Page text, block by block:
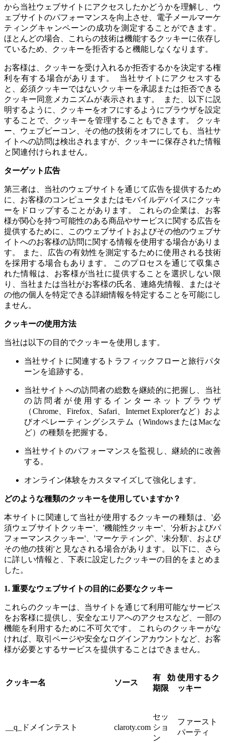
から当社ウェブサイトにアクセスしたかどうかを理解し、ウ
ェブサイトのパフォーマンスを向上させ、電子メールマーケ
ティングキャンペーンの成功を測定することができます。
ほとんどの場合、これらの技術は機能するクッキーに依存し
ているため、クッキーを拒否すると機能しなくなります。
お客様は、クッキーを受け入れるか拒否するかを決定する権
利を有する場合があります。 当社サイトにアクセスする
と、必須クッキーではないクッキーを承認または拒否できる
クッキー同意メカニズムが表示されます。 また、以下に説
明するように、クッキーをオフにするようにブラウザを設定
することで、クッキーを管理することもできます。 クッキ
ー、ウェブビーコン、その他の技術をオフにしても、当社サ
イトへの訪問は検出されますが、クッキーに保存された情報
と関連付けられません。
ターゲット広告
第三者は、当社のウェブサイトを通じて広告を提供するため
に、お客様のコンピュータまたはモバイルデバイスにクッキ
ーをドロップすることがあります。 これらの企業は、お客
様が関心を持つ可能性のある商品やサービスに関する広告を
提供するために、このウェブサイトおよびその他のウェブサ
イトへのお客様の訪問に関する情報を使用する場合がありま
す。 また、広告の有効性を測定するために使用される技術
を採用する場合もあります。 このプロセスを通じて収集さ
れた情報は、お客様が当社に提供することを選択しない限
り、当社または当社がお客様の氏名、連絡先情報、またはそ
の他の個人を特定できる詳細情報を特定することを可能にし
ません。
クッキーの使用方法
当社は以下の目的でクッキーを使用します。
当社サイトに関連するトラフィックフローと旅行パタ
ーンを追跡する。
当社サイトへの訪問者の総数を継続的に把握し、当社
の訪問者が使用するインターネットブラウザ
（Chrome、Firefox、Safari、Internet Explorerなど）およ
びオペレーティングシステム（WindowsまたはMacな
ど）の種類を把握する。
当社サイトのパフォーマンスを監視し、継続的に改善
する。
オンライン体験をカスタマイズして強化します。
どのような種類のクッキーを使用していますか？
本サイトに関連して当社が使用するクッキーの種類は、'必
須ウェブサイトクッキー'、'機能性クッキー'、'分析およびパ
フォーマンスクッキー'、'マーケティング'、'未分類'、および
その他の技術'と見なされる場合があります。 以下に、さら
に詳しい情報と、下表に設定したクッキーの目的をまとめま
した。
1. 重要なウェブサイトの目的に必要なクッキー
これらのクッキーは、当サイトを通じて利用可能なサービス
をお客様に提供し、安全なエリアへのアクセスなど、一部の
機能を利用するために不可欠です。 これらのクッキーがな
ければ、取引ページや安全なログインアカウントなど、お客
様が必要とするサービスを提供することはできません。
クッキー名 ソース
有効
期限
使用するク
ッキー
__q_ドメインテスト claroty.com
セッ
ショ
ン
ファースト
パーティ